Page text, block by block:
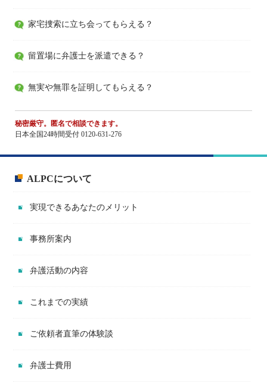
家宅捜索に立ち会ってもらえる？
留置場に弁護士を派遣できる？
無実や無罪を証明してもらえる？
秘密厳守。匿名で相談できます。
日本全国24時間受付 0120-631-276
ALPCについて
実現できるあなたのメリット
事務所案内
弁護活動の内容
これまでの実績
ご依頼者直筆の体験談
弁護士費用